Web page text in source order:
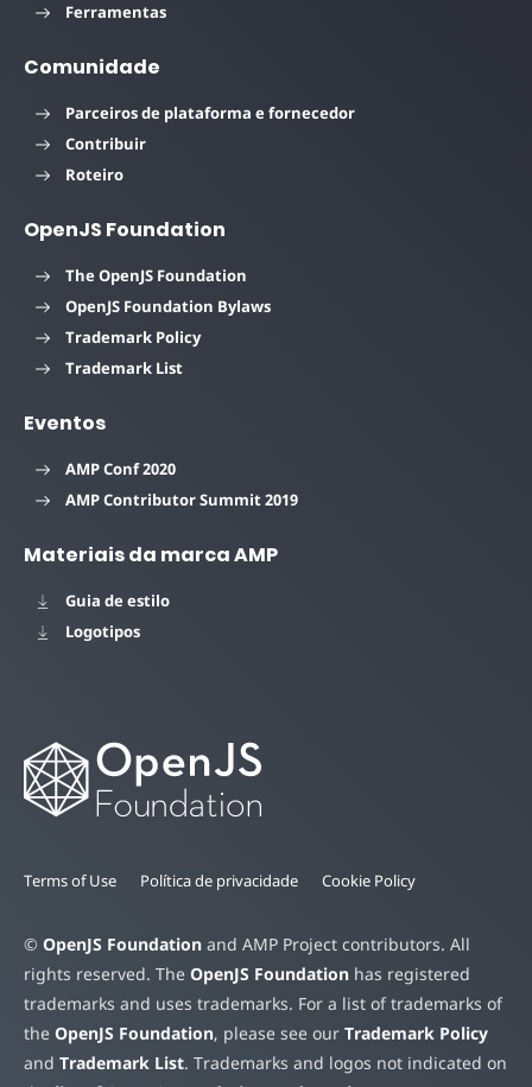
Ferramentas
Comunidade
Parceiros de plataforma e fornecedor
Contribuir
Roteiro
OpenJS Foundation
The OpenJS Foundation
OpenJS Foundation Bylaws
Trademark Policy
Trademark List
Eventos
AMP Conf 2020
AMP Contributor Summit 2019
Materiais da marca AMP
Guia de estilo
Logotipos
Terms of Use Política de privacidade Cookie Policy
© OpenJS Foundation and AMP Project contributors. All
rights reserved. The OpenJS Foundation has registered
trademarks and uses trademarks. For a list of trademarks of
the OpenJS Foundation, please see our Trademark Policy
and Trademark List. Trademarks and logos not indicated on